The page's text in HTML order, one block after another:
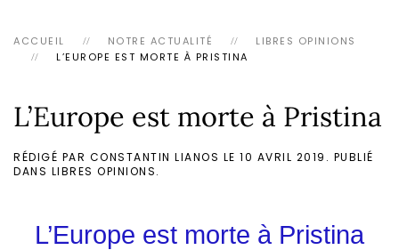
ACCUEIL NOTRE ACTUALITÉ
LIBRES OPINIONS
L’EUROPE EST MORTE À PRISTINA
L’Europe est morte à Pristina
RÉDIGÉ PAR CONSTANTIN LIANOS LE 10 AVRIL 2019 . PUBLIÉ
DANS LIBRES OPINIONS.
L’Europe est morte à Pristina